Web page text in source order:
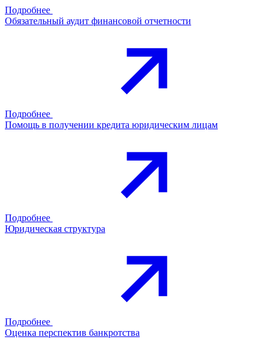
Подробнее
Обязательный аудит финансовой отчетности
Подробнее
Помощь в получении кредита юридическим лицам
Подробнее
Юридическая структура
Подробнее
Оценка перспектив банкротства